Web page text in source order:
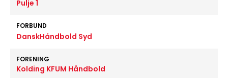
Pulje 1
FORBUND
DanskHåndbold Syd
FORENING
Kolding KFUM Håndbold